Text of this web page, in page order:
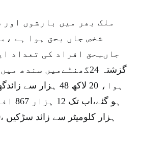
ملک بھر میں بارشوں اور
شخص جاں بحق ہوا ہے
گزشتہ 24گھنٹےمیں
ہوا، 20 لاکھ 48